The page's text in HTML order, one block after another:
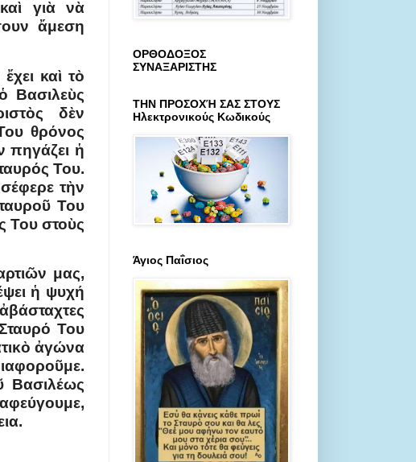
γιὰ νὰ
ἄμεση
καὶ τὸ
Βασιλεὺς
δὲν
θρόνος
πηγάζει ἡ
Του.
τὴν
Του
Του στοὺς
μας,
ἡ ψυχή
Του
ἀγώνα
Βασιλέως
ΟΡΘΟΔΟΞΟΣ
ΣΥΝΑΞΑΡΙΣΤΗΣ
ΤΗΝ ΠΡΟΣΟΧΉ ΣΑΣ ΣΤΟΥΣ
Ηλεκτρονικούς Κωδικούς
Άγιος Παΐσιος